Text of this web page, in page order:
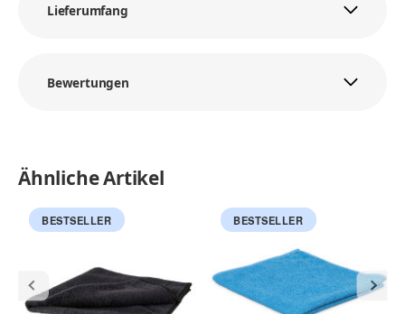
Lieferumfang
Bewertungen
Ähnliche Artikel
BESTSELLER BESTSELLER